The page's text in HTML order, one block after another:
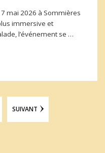
mai 2026 à Sommières
immersive et
l’événement se …
SUIVANT